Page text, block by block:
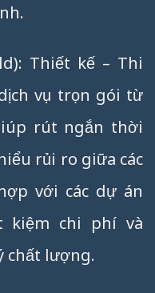
Thiết kế – Thi
vụ trọn gói từ
rút ngắn thời
rủi ro giữa các
với các dự án
kiệm chi phí và
chất lượng.